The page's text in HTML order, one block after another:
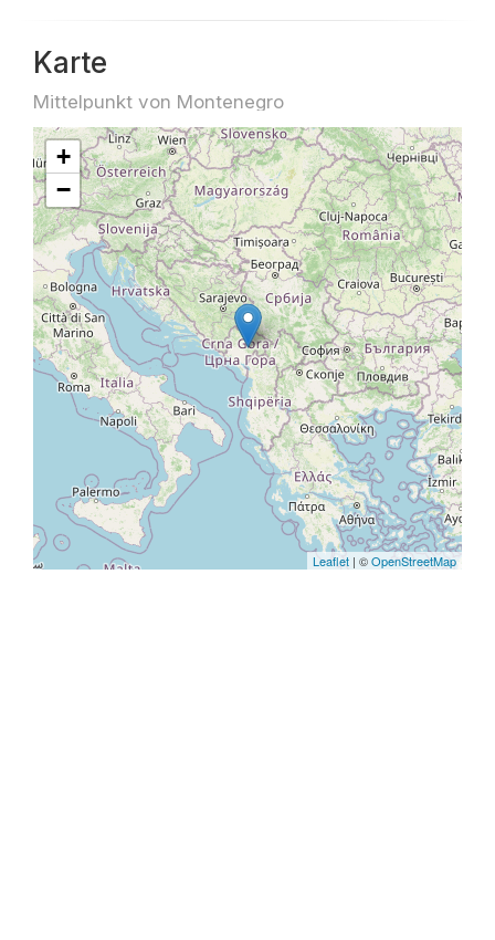
Karte
Mittelpunkt von Montenegro
+
−
Leaflet | ©OpenStreetMap